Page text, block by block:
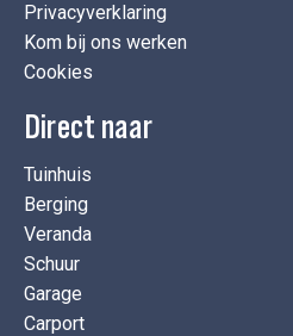
Privacyverklaring
Kom bij ons werken
Cookies
Direct naar
Tuinhuis
Berging
Veranda
Schuur
Garage
Carport